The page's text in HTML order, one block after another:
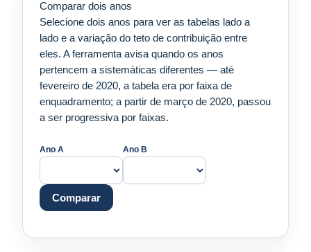
Comparar dois anos
Selecione dois anos para ver as tabelas lado a
lado e a variação do teto de contribuição entre
eles. A ferramenta avisa quando os anos
pertencem a sistemáticas diferentes — até
fevereiro de 2020, a tabela era por faixa de
enquadramento; a partir de março de 2020, passou
a ser progressiva por faixas.
Ano A Ano B
Comparar